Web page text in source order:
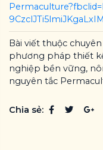
Bài viết thuộc
phương pháp thiết
nghiệp bền vững,
nguyên tắc
Chia sẻ: